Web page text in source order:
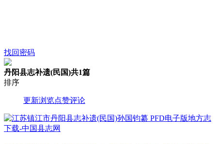
找回密码
丹阳县志补遗(民国)共1篇
排序
更新浏览点赞评论